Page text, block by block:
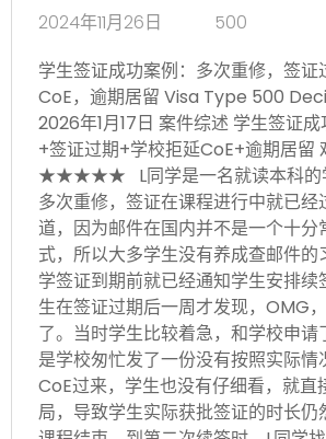
2024年11月26日
500
学生签证成功案例：多次重修，签证
CoE，逾期居留 Visa Type 500
2026年1月17日 案件综述 学生签证
+签证过期+学校拒延CoE+逾期居留
★★★★★ L同学是一名就读本科的
多次重修，签证在课程进行中就已经
道，因为邮件在国内并不是一个十分
式，所以大多学生没有养成查邮件的
学签证到期前就已经通知学生安排续
生在签证过期后一周才发现，OMG
了。当时学生比较着急，和学校申请
是学校匆忙发了一份没有按照实际
CoE过来，学生也没有仔细看，就直
局，导致学生实际获批签证的时长